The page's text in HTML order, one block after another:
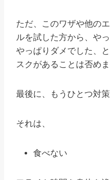
ただ、このワザや他の
ルを試した方から、や
やっぱりダメでした、
スクがあることは否めま
最後に、もうひとつ対
それは、
食べない